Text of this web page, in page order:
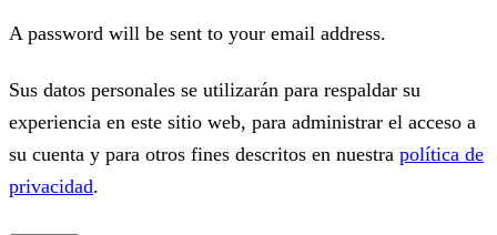
A password will be sent to your email address.
Sus datos personales se utilizarán para respaldar su
experiencia en este sitio web, para administrar el acceso a
su cuenta y para otros fines descritos en nuestra política de
privacidad.